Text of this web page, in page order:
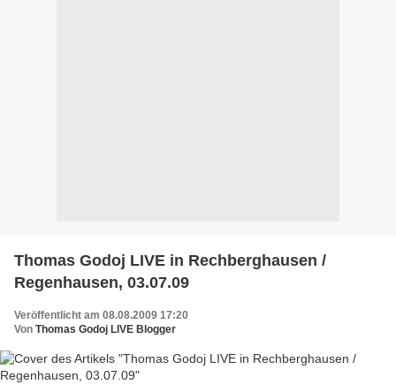
Thomas Godoj LIVE in Rechberghausen /
Regenhausen, 03.07.09
Veröffentlicht am 08.08.2009 17:20
Von Thomas Godoj LIVE Blogger